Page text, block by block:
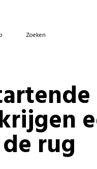
Zoeken
rug